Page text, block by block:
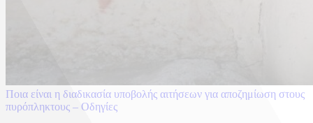
Ποια είναι η διαδικασία υποβολής αιτήσεων για αποζημίωση στους
πυρόπληκτους – Οδηγίες